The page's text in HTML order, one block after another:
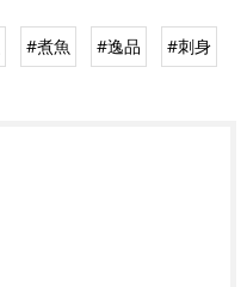
#煮魚 #逸品 #刺身